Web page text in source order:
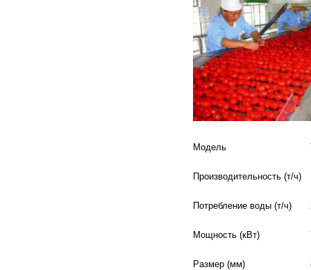
Модель
Производительность (т/ч)
Потребление воды (т/ч)
Мощность (кВт)
Размер (мм)